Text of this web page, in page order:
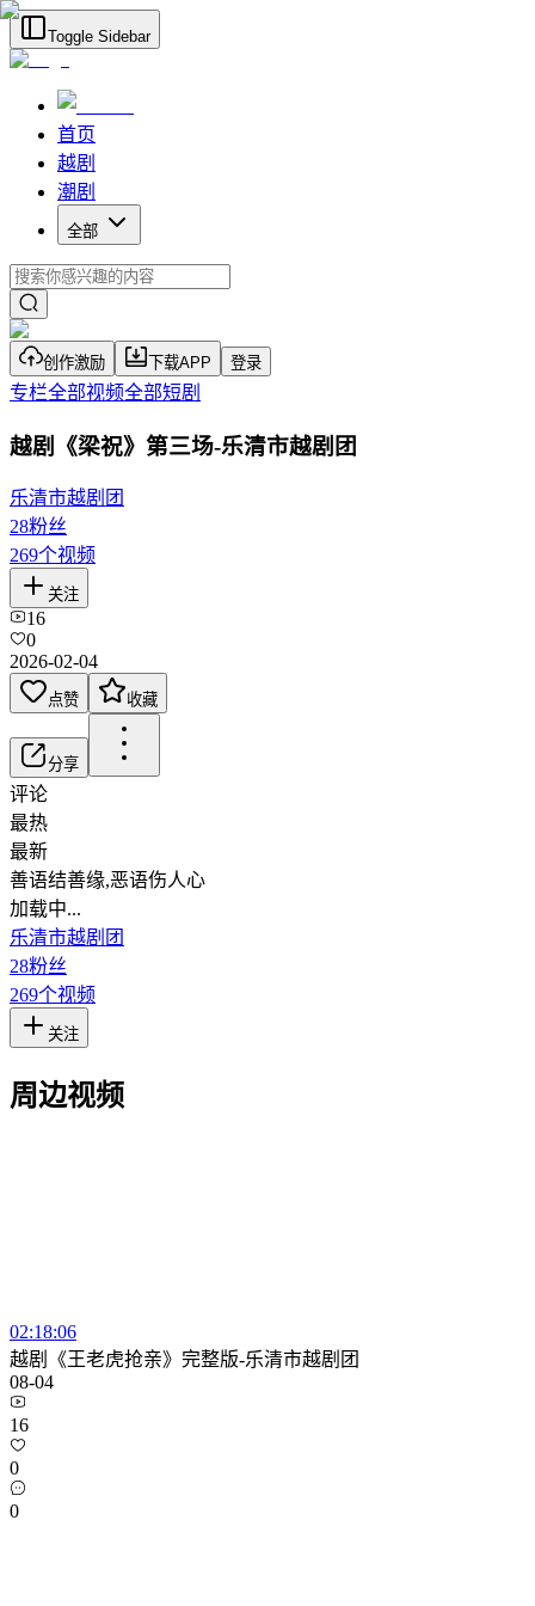
Toggle Sidebar
首页
越剧
潮剧
全部
创作激励 下载APP 登录
专栏全部视频全部短剧
越剧《梁祝》第三场-乐清市越剧团
乐清市越剧团
28粉丝
269个视频
关注
16
0
2026-02-04
点赞 收藏
分享
评论
最热
最新
善语结善缘,恶语伤人心
加载中...
乐清市越剧团
28粉丝
269个视频
关注
周边视频
02:18:06
越剧《王老虎抢亲》完整版-乐清市越剧团
08-04
16
0
0